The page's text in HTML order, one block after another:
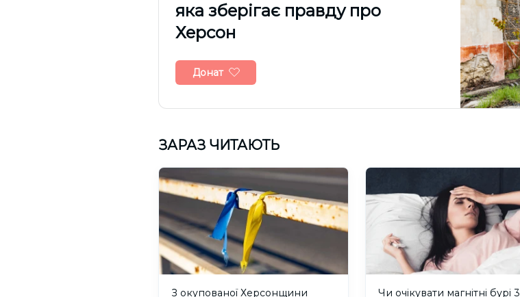
яка зберігає правду про
Херсон
Донат
ЗАРАЗ ЧИТАЮТЬ
З окупованої Херсонщини
Чи очікувати магнітні бурі 3